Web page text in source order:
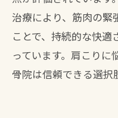
治療により、筋肉の緊
ことで、持続的な快
っています。肩こりに
骨院は信頼できる選択